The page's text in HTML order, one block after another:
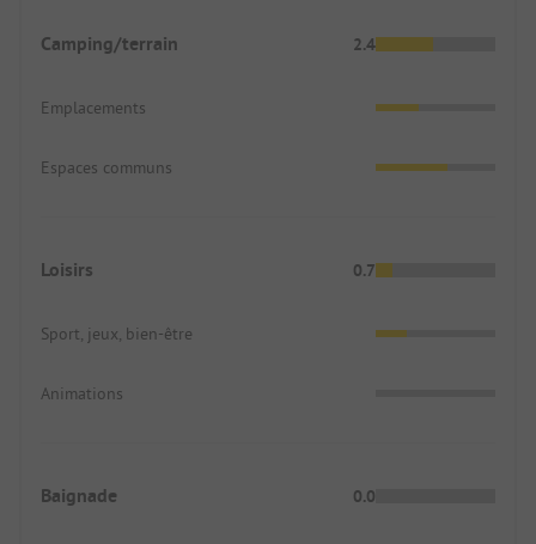
Camping/terrain 2.4
Emplacements
Espaces communs
Loisirs 0.7
Sport, jeux, bien-être
Animations
Baignade 0.0